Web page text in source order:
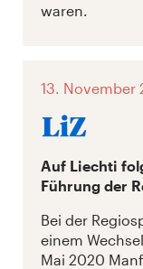
waren.
13. November
Auf Liechti
Führung der
Bei der
einem
Mai 2020